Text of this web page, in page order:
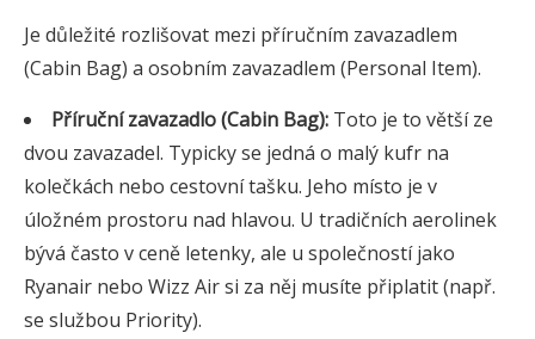
Je důležité rozlišovat mezi příručním zavazadlem
(Cabin Bag) a osobním zavazadlem (Personal Item).
Příruční zavazadlo (Cabin Bag): Toto je to větší ze
dvou zavazadel. Typicky se jedná o malý kufr na
kolečkách nebo cestovní tašku. Jeho místo je v
úložném prostoru nad hlavou. U tradičních aerolinek
bývá často v ceně letenky, ale u společností jako
Ryanair nebo Wizz Air si za něj musíte připlatit (např.
se službou Priority).